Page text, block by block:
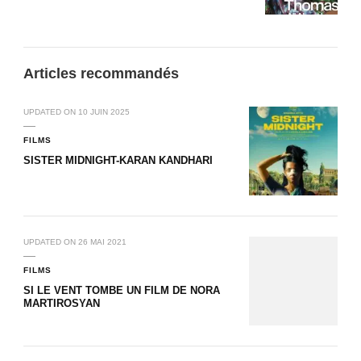
Articles recommandés
UPDATED ON 10 JUIN 2025
FILMS
SISTER MIDNIGHT-KARAN KANDHARI
UPDATED ON 26 MAI 2021
FILMS
SI LE VENT TOMBE UN FILM DE NORA
MARTIROSYAN